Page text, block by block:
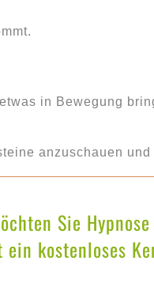
in Bewegung
anzuschauen
Sie
ein kostenloses